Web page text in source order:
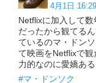
4月1日 16:29
Netflixに加入して
だったから観てる
ているのマ・ドン
て映画をNetflixで
力的なのに愛嬌あ
#マ・ドンソク